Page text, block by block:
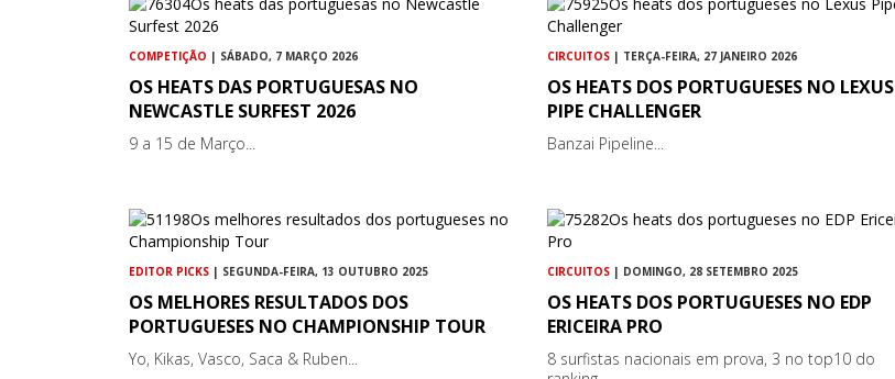
COMPETIÇÃO | SÁBADO, 7 MARÇO 2026
OS HEATS DAS PORTUGUESAS NO
NEWCASTLE SURFEST 2026
9 a 15 de Março...
CIRCUITOS | TERÇA-FEIRA, 27 JANEIRO 2026
OS HEATS DOS PORTUGUESES NO LEXUS
PIPE CHALLENGER
Banzai Pipeline...
EDITOR PICKS | SEGUNDA-FEIRA, 13 OUTUBRO 2025
OS MELHORES RESULTADOS DOS
PORTUGUESES NO CHAMPIONSHIP TOUR
Yo, Kikas, Vasco, Saca & Ruben...
CIRCUITOS | DOMINGO, 28 SETEMBRO 2025
OS HEATS DOS PORTUGUESES NO EDP
ERICEIRA PRO
8 surfistas nacionais em prova, 3 no top10 do